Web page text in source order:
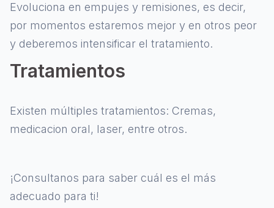
Evoluciona en empujes y remisiones, es decir,
por momentos estaremos mejor y en otros peor
y deberemos intensificar el tratamiento.
Tratamientos
Existen múltiples tratamientos: Cremas,
medicacion oral, laser, entre otros.
¡Consultanos para saber cuál es el más
adecuado para ti!